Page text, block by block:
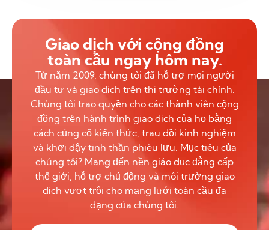
Giao dịch với cộng đồng
toàn cầu ngay hôm nay.
Từ năm 2009, chúng tôi đã hỗ trợ mọi người
đầu tư và giao dịch trên thị trường tài chính.
Chúng tôi trao quyền cho các thành viên cộng
đồng trên hành trình giao dịch của họ bằng
cách củng cố kiến thức, trau dồi kinh nghiệm
và khơi dậy tinh thần phiêu lưu. Mục tiêu của
chúng tôi? Mang đến nền giáo dục đẳng cấp
thế giới, hỗ trợ chủ động và môi trường giao
dịch vượt trội cho mạng lưới toàn cầu đa
dạng của chúng tôi.